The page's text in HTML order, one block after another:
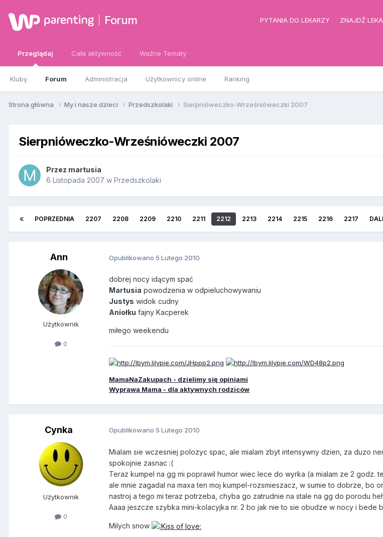
Forum PYTANIA DO LEKARZY ZNAJDŹ
Przeglądaj
Kluby Forum Administracja Użytkownicy online Ranking
Cała aktywność Ważne Tematy
Strona główna My i nasze dzieci Przedszkolaki Sierpnióweczko-Wrześnióweczki 2007
Sierpnióweczko-Wrześnióweczki 2007
Przez martusia
6 Listopada 2007 w Przedszkolaki
POPRZEDNIA 2207 2208 2209 2210 2211 2212 2213 2214 2215 2216 2217
Ann
Użytkownik
0
Opublikowano 5 Lutego 2010
dobrej nocy idącym spać
Martusia powodzenia w odpieluchowywaniu
Justys widok cudny
Aniołku fajny Kacperek
miłego weekendu
MamaNaZakupach - dzielimy się opiniami
Wyprawa Mama - dla aktywnych rodziców
Cynka
Użytkownik
0
Opublikowano 5 Lutego 2010
Mialam sie wczesniej polozyc spac, ale mialam zbyt intensywny dzien, za duzo
spokojnie zasnac :(
Teraz kumpel na gg mi poprawil humor wiec lece do wyrka (a mialam ze 2 godz.
ale mnie zagadal na maxa ten moj kumpel-rozsmieszacz, w sumie to dobrze, bo
nastroj a tego mi teraz potrzeba, chyba go zatrudnie na stale na gg do porodu
Aaaa jeszcze szybka mini-kolacyjka nr. 2 bo jak nie to sie obudze w nocy i bede
Milych snow